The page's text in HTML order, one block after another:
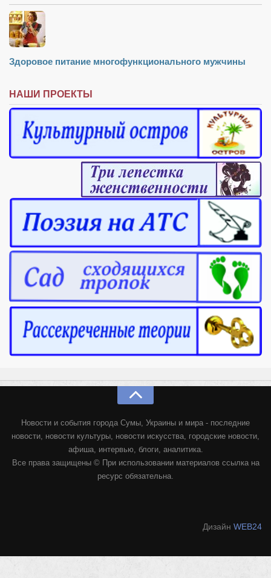
Он и Она
Конкурсы
Фестиваль. Конкурс «Колибри» 2017
Конкурс «Колибри» 2015
Конкурс «Колибри» 2014
Литературный конкурс «Я люблю Украину»
Конкурс «Колибри — детям!» 2014
Конкурс «Колибри» 2013
Интервью
Афиша
Афиша Киев
Афиша Сумы
О нас
Здоровое питание многофункционального мужчины
НАШИ ПРОЕКТЫ
Новости и события города Сумы, Украины и мира - последние
новости, новости культуры, новости искусства, городские новости,
афиша, интервью, блоги, аналитика.
Все права защищены © При использовании материалов ссылка на
ресурс обязательна.
Дизайн WEB24